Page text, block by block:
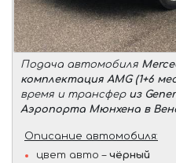
Подача автомобиля
комплектация AMG (1+6
время и трансфер из
Аэропорта Мюнхена в
Описание автомобиля:
цвет авто – чёрный